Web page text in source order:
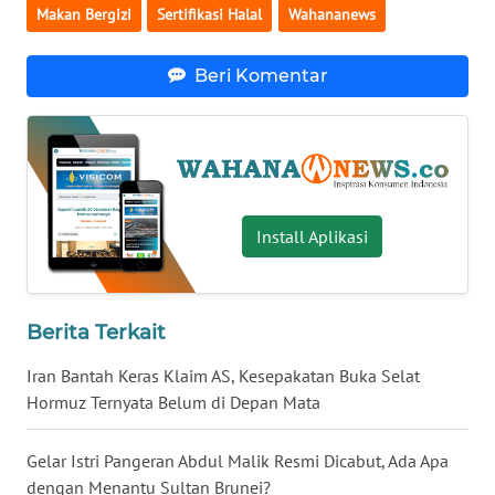
Makan Bergizi Sertifikasi Halal Wahananews
Beri Komentar
Install Aplikasi
Berita Terkait
Iran Bantah Keras Klaim AS, Kesepakatan Buka Selat
Hormuz Ternyata Belum di Depan Mata
Gelar Istri Pangeran Abdul Malik Resmi Dicabut, Ada Apa
dengan Menantu Sultan Brunei?
WN
BABEL
WN
SUMBAR
WN
SUMSEL
WN
BENGKULU
LAMPUNG
JATENG